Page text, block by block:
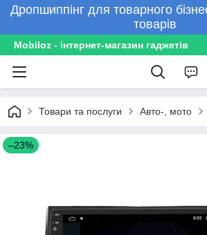
Дропшиппінг для товарного
товарів
Mobiloz - інтернет-магазин гаджетів
Товари та послуги Авто-, мото
–23%